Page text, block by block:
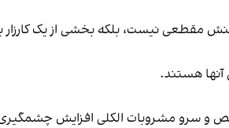
مقطعی نیست، بلکه بخشی از یک کارزار
آنها هستند.
و سرو مشروبات الکلی افزایش چشمگیری